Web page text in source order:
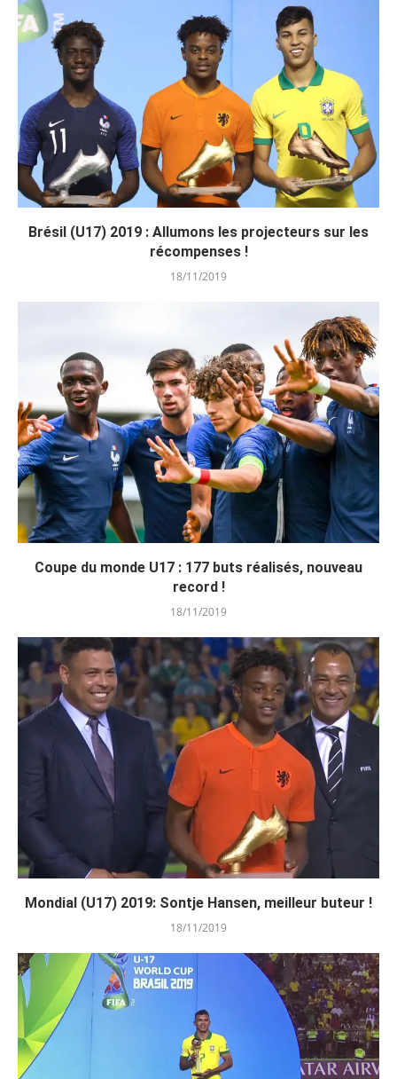
Brésil (U17) 2019 : Allumons les projecteurs sur les
récompenses !
18/11/2019
Coupe du monde U17 : 177 buts réalisés, nouveau
record !
18/11/2019
Mondial (U17) 2019: Sontje Hansen, meilleur buteur !
18/11/2019